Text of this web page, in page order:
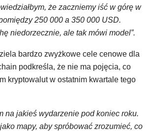
że zaczniemy iść w górę w
250 000 a 350 000 USD.
niedorzecznie, ale tak mówi model”.
bardzo zwyżkowe cele cenowe dla
podkreśla, że ​​nie ma pojęcia, co
kryptowalut w ostatnim kwartale tego
na jakieś wydarzenie pod koniec roku.
mapy, aby spróbować zrozumieć, co